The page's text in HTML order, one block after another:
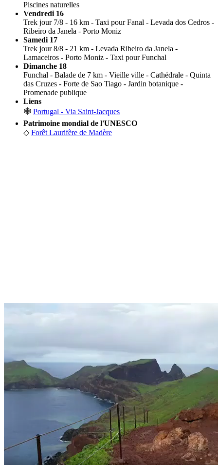
Piscines naturelles
Vendredi 16
Trek jour 7/8 - 16 km - Taxi pour Fanal - Levada dos Cedros -
Ribeiro da Janela - Porto Moniz
Samedi 17
Trek jour 8/8 - 21 km - Levada Ribeiro da Janela -
Lamaceiros - Porto Moniz - Taxi pour Funchal
Dimanche 18
Funchal - Balade de 7 km - Vieille ville - Cathédrale - Quinta
das Cruzes - Forte de Sao Tiago - Jardin botanique -
Promenade publique
Liens
🕸 Portugal - Via Saint-Jacques
Patrimoine mondial de l'UNESCO
◇ Forêt Laurifère de Madère